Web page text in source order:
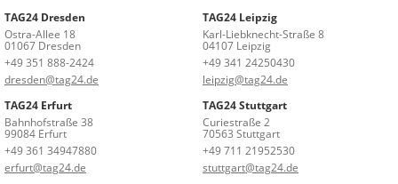
TAG24 Dresden
Ostra-Allee 18
01067 Dresden
+49 351 888-2424
dresden@tag24.de
TAG24 Leipzig
Karl-Liebknecht-Straße 8
04107 Leipzig
+49 341 24250430
leipzig@tag24.de
TAG24 Erfurt
Bahnhofstraße 38
99084 Erfurt
+49 361 34947880
erfurt@tag24.de
TAG24 Stuttgart
Curiestraße 2
70563 Stuttgart
+49 711 21952530
stuttgart@tag24.de